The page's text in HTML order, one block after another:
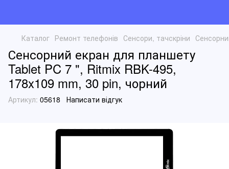
Каталог Ремонт телефонів Сенсори, тачскріни
Сенсорний екран для планшету
Tablet PC 7 ", Ritmix RBK-495,
178x109 mm, 30 pin, чорний
Артикул: 05618 Написати відгук